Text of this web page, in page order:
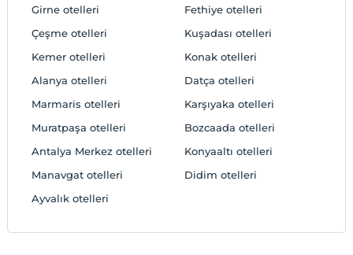
Girne otelleri
Fethiye otelleri
Çeşme otelleri
Kemer otelleri
Alanya otelleri
Marmaris otelleri
Muratpaşa otelleri
Antalya Merkez otelleri
Manavgat otelleri
Ayvalık otelleri
Kuşadası otelleri
Konak otelleri
Datça otelleri
Karşıyaka otelleri
Bozcaada otelleri
Konyaaltı otelleri
Didim otelleri